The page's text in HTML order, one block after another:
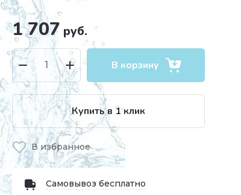
1 707 руб.
В корзину
Купить в 1 клик
В избранное
Самовывоз бесплатно